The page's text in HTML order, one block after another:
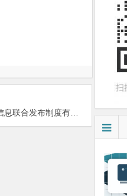
布制度有关事项的通知